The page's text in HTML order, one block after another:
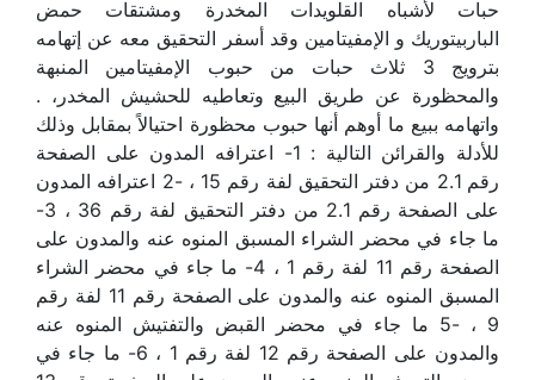
حبات لأشباه القلويدات المخدرة ومشتقات حمض
الباربيتوريك و الإمفيتامين وقد أسفر التحقيق معه عن إتهامه
بترويج 3 ثلاث حبات من حبوب الإمفيتامين المنبهة
والمحظورة عن طريق البيع وتعاطيه للحشيش المخدر، .
واتهامه ببيع ما أوهم أنها حبوب محظورة احتيالاً بمقابل وذلك
للأدلة والقرائن التالية : 1- اعترافه المدون على الصفحة
رقم 2.1 من دفتر التحقيق لفة رقم 15 ، -2 اعترافه المدون
على الصفحة رقم 2.1 من دفتر التحقيق لفة رقم 36 ، 3-
ما جاء في محضر الشراء المسبق المنوه عنه والمدون على
الصفحة رقم 11 لفة رقم 1 ، 4- ما جاء في محضر الشراء
المسبق المنوه عنه والمدون على الصفحة رقم 11 لفة رقم
9 ، -5 ما جاء في محضر القبض والتفتيش المنوه عنه
والمدون على الصفحة رقم 12 لفة رقم 1 ، 6- ما جاء في